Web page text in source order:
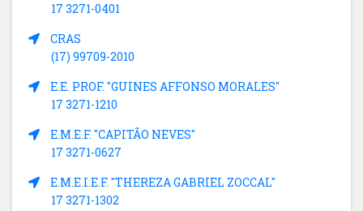
17 3271-0401
CRAS
(17) 99709-2010
E.E. PROF. "GUINES AFFONSO MORALES"
17 3271-1210
E.M.E.F. "CAPITÃO NEVES"
17 3271-0627
E.M.E.I.E.F. "THEREZA GABRIEL ZOCCAL"
17 3271-1302